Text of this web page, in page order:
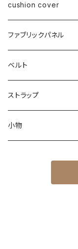
cushion cover
ファブリックパネル
ベルト
ストラップ
小物